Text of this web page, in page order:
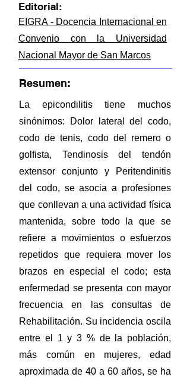
Editorial:
EIGRA - Docencia Internacional en
Convenio con la Universidad
Nacional Mayor de San Marcos
Resumen:
La epicondilitis tiene muchos
sinónimos: Dolor lateral del codo,
codo de tenis, codo del remero o
golfista, Tendinosis del tendón
extensor conjunto y Peritendinitis
del codo, se asocia a profesiones
que conllevan a una actividad física
mantenida, sobre todo la que se
refiere a movimientos o esfuerzos
repetidos que requiera mover los
brazos en especial el codo; esta
enfermedad se presenta con mayor
frecuencia en las consultas de
Rehabilitación. Su incidencia oscila
entre el 1 y 3 % de la población,
más común en mujeres, edad
aproximada de 40 a 60 años, se ha